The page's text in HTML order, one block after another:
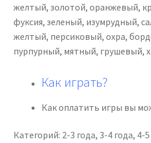
желтый, золотой, оранжевый,
фуксия, зеленый, изумрудный,
желтый, персиковый, охра,
пурпурный, мятный, грушевый,
Как играть?
Как оплатить игры вы
Категорий: 2-3 года, 3-4 года, 4-